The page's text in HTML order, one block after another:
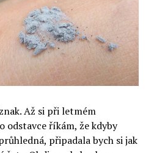
Až si při letmém
říkám, že kdyby
připadala bych si jak